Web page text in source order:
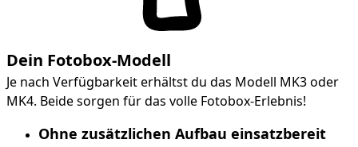
Dein Fotobox-Modell
Je nach Verfügbarkeit erhältst du das Modell MK3 oder
MK4. Beide sorgen für das volle Fotobox-Erlebnis!
Ohne zusätzlichen Aufbau einsatzbereit